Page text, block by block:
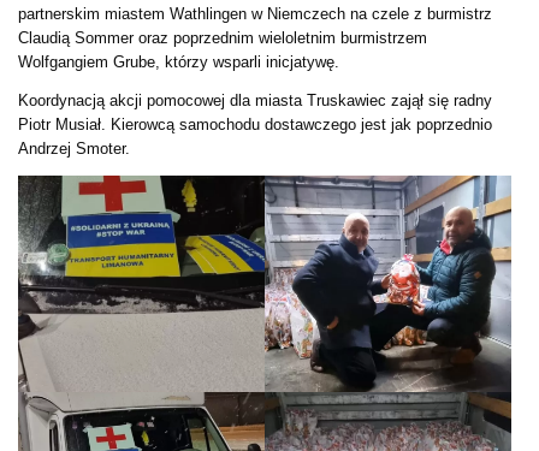
partnerskim miastem Wathlingen w Niemczech na czele z burmistrz
Claudią Sommer oraz poprzednim wieloletnim burmistrzem
Wolfgangiem Grube, którzy wsparli inicjatywę.
Koordynacją akcji pomocowej dla miasta Truskawiec zajął się radny
Piotr Musiał. Kierowcą samochodu dostawczego jest jak poprzednio
Andrzej Smoter.